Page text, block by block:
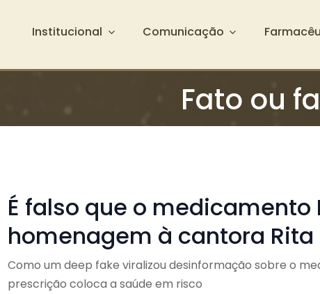
Institucional Comunicação
Fato ou
É falso que o medicamento
homenagem à cantora Rita
Como um deep fake viralizou desinformação sobre o
prescrição coloca a saúde em risco